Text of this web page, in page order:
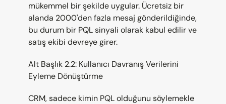
mükemmel bir şekilde uygular. Ücretsiz bir
alanda 2000'den fazla mesaj gönderildiğinde,
bu durum bir PQL sinyali olarak kabul edilir ve
satış ekibi devreye girer.
Alt Başlık 2.2: Kullanıcı Davranış Verilerini
Eyleme Dönüştürme
CRM, sadece kimin PQL olduğunu söylemekle